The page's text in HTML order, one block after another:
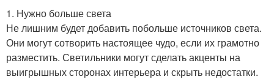
1. Нужно больше света
Не лишним будет добавить побольше источников света.
Они могут сотворить настоящее чудо, если их грамотно
разместить. Светильники могут сделать акценты на
выигрышных сторонах интерьера и скрыть недостатки.